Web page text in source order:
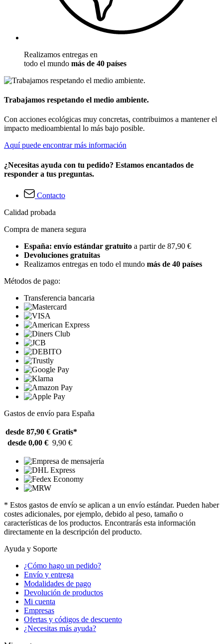
Realizamos entregas en
todo el mundo más de 40 países
Trabajamos respetando el medio ambiente.
Con acciones ecológicas muy concretas, contribuimos a mantener el
impacto medioambiental lo más bajo posible.
Aquí puede encontrar más información
¿Necesitas ayuda con tu pedido? Estamos encantados de
responder a tus preguntas.
Contacto
Calidad probada
Compra de manera segura
España: envío estándar gratuito a partir de 87,90 €
Devoluciones gratuitas
Realizamos entregas en todo el mundo más de 40 países
Métodos de pago:
Transferencia bancaria
Gastos de envío para España
desde 87,90 € Gratis*
desde 0,00 € 9,90 €
* Estos gastos de envío se aplican a un envío estándar. Pueden haber
costes adicionales, por ejemplo, debido al peso, tamaño o
características de los productos. Encontrarás esta información
directamente en la descripción del producto.
Ayuda y Soporte
¿Cómo hago un pedido?
Envío y entrega
Modalidades de pago
Devolución de productos
Mi cuenta
Empresas
Ofertas y códigos de descuento
¿Necesitas más ayuda?